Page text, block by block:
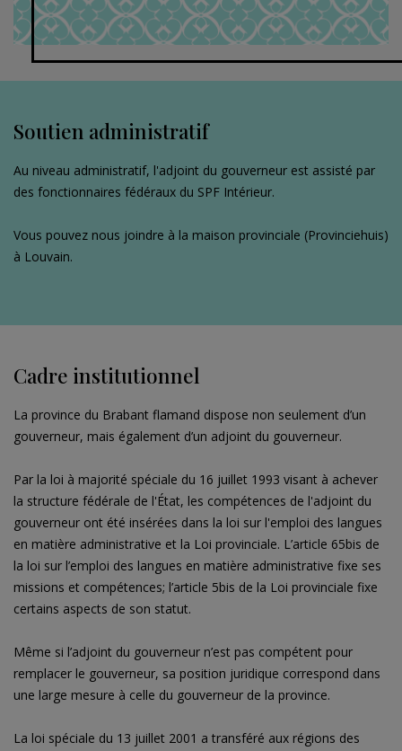
Soutien administratif
Au niveau administratif, l'adjoint du gouverneur est assisté par
des fonctionnaires fédéraux du SPF Intérieur.
Vous pouvez nous joindre à la maison provinciale (Provinciehuis)
à Louvain.
Cadre institutionnel
La province du Brabant flamand dispose non seulement d’un
gouverneur, mais également d’un adjoint du gouverneur.
Par la loi à majorité spéciale du 16 juillet 1993 visant à achever
la structure fédérale de l'État, les compétences de l'adjoint du
gouverneur ont été insérées dans la loi sur l'emploi des langues
en matière administrative et la Loi provinciale. L’article 65bis de
la loi sur l’emploi des langues en matière administrative fixe ses
missions et compétences; l’article 5bis de la Loi provinciale fixe
certains aspects de son statut.
Même si l’adjoint du gouverneur n’est pas compétent pour
remplacer le gouverneur, sa position juridique correspond dans
une large mesure à celle du gouverneur de la province.
​La loi spéciale du 13 juillet 2001 a transféré aux régions des